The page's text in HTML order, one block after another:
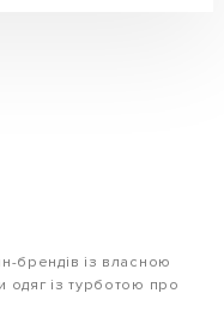
брендів із власною
одяг із турботою про